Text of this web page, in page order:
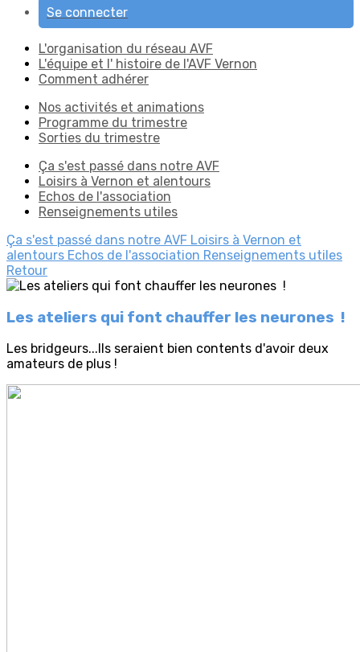
Se connecter
L'organisation du réseau AVF
L'équipe et l' histoire de l'AVF Vernon
Comment adhérer
Nos activités et animations
Programme du trimestre
Sorties du trimestre
Ça s'est passé dans notre AVF
Loisirs à Vernon et alentours
Echos de l'association
Renseignements utiles
Ça s'est passé dans notre AVF Loisirs à Vernon et
alentours Echos de l'association Renseignements utiles
Retour
Les ateliers qui font chauffer les neurones !
Les bridgeurs...Ils seraient bien contents d'avoir deux
amateurs de plus !